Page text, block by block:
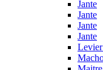
Jante
Jante
Jante
Jante